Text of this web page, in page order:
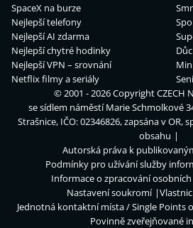
SpaceX na burze
Nejlepší telefony
Nejlepší AI zdarma
Nejlepší chytré hodinky
Nejlepší VPN – srovnání
Netflix filmy a seriály
© 2001 - 2026 CopyrightCZECH
se sídlem náměstí Marie Schmolkové
Strašnice, IČO: 02346826, zapsána v OR,
obsahu
Autorská práva k
Podmínky pro užívání služby
Informace o zpracování
Nastavení soukromí
Jednotná kontaktní místa / Single Points
Povinně zveřejňované